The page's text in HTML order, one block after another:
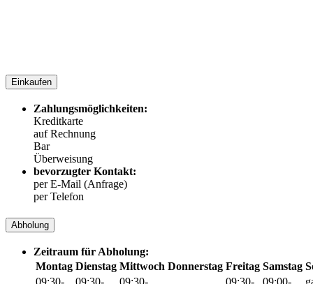
Einkaufen
Zahlungsmöglichkeiten:
Kreditkarte
auf Rechnung
Bar
Überweisung
bevorzugter Kontakt:
per E-Mail (Anfrage)
per Telefon
Abholung
Zeitraum für Abholung:
Montag Dienstag Mittwoch Donnerstag Freitag Samstag
09:30-
09:30-
09:30-
09:30-
09:00-